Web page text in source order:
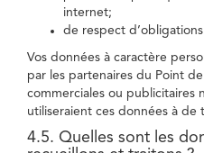
internet;
de respect
Vos données à caractère
par les partenaires du Point
commerciales ou publicitaires
utiliseraient ces données à de
4.5. Quelles sont les